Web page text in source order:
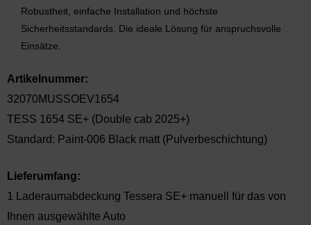
Robustheit, einfache Installation und höchste
Sicherheitsstandards. Die ideale Lösung für anspruchsvolle
Einsätze.
Artikelnummer:
32070MUSSOEV1654
TESS 1654 SE+ (Double cab 2025+)
Standard: Paint-006 Black matt (Pulverbeschichtung)
Lieferumfang:
1 Laderaumabdeckung Tessera SE+ manuell für das von
Ihnen ausgewählte Auto